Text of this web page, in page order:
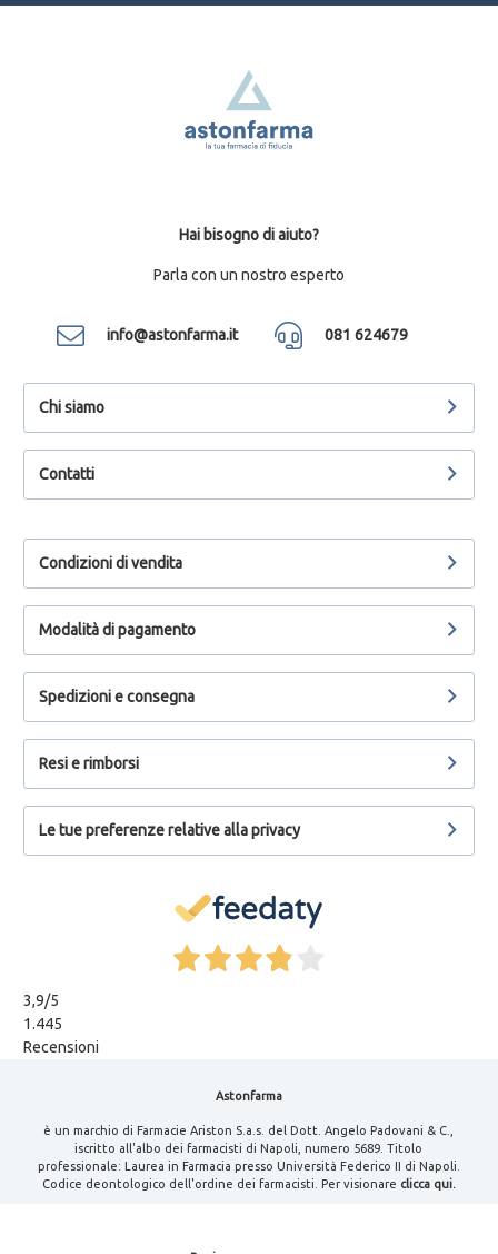
Hai bisogno di aiuto?
Parla con un nostro esperto
info@astonfarma.it 081 624679
Chi siamo
Contatti
Condizioni di vendita
Modalità di pagamento
Spedizioni e consegna
Resi e rimborsi
Le tue preferenze relative alla privacy
3,9/5
1.445
Recensioni
Astonfarma
è un marchio di Farmacie Ariston S.a.s. del Dott. Angelo Padovani & C.,
iscritto all'albo dei farmacisti di Napoli, numero 5689. Titolo
professionale: Laurea in Farmacia presso Università Federico II di Napoli.
Codice deontologico dell'ordine dei farmacisti. Per visionare clicca qui.